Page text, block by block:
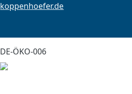
koppenhoefer.de
DE-ÖKO-006